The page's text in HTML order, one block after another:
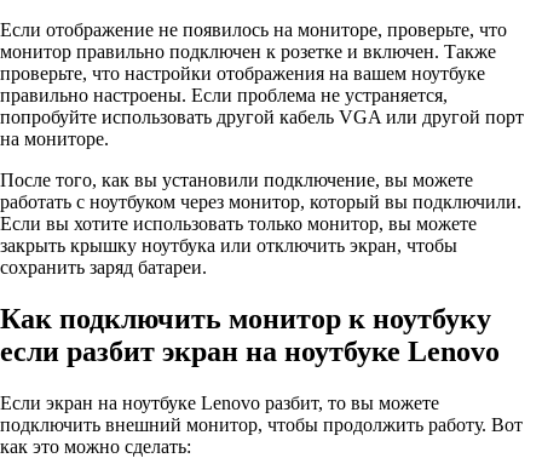
Если отображение не появилось на мониторе, проверьте, что
монитор правильно подключен к розетке и включен. Также
проверьте, что настройки отображения на вашем ноутбуке
правильно настроены. Если проблема не устраняется,
попробуйте использовать другой кабель VGA или другой порт
на мониторе.
После того, как вы установили подключение, вы можете
работать с ноутбуком через монитор, который вы подключили.
Если вы хотите использовать только монитор, вы можете
закрыть крышку ноутбука или отключить экран, чтобы
сохранить заряд батареи.
Как подключить монитор к ноутбуку
если разбит экран на ноутбуке Lenovo
Если экран на ноутбуке Lenovo разбит, то вы можете
подключить внешний монитор, чтобы продолжить работу. Вот
как это можно сделать: